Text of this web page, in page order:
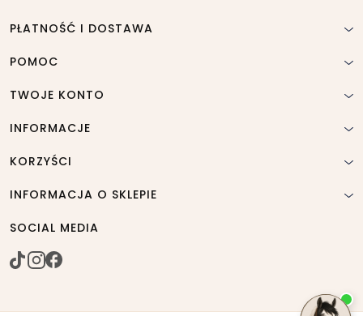
PŁATNOŚĆ I DOSTAWA
POMOC
TWOJE KONTO
INFORMACJE
KORZYŚCI
INFORMACJA O SKLEPIE
SOCIAL MEDIA